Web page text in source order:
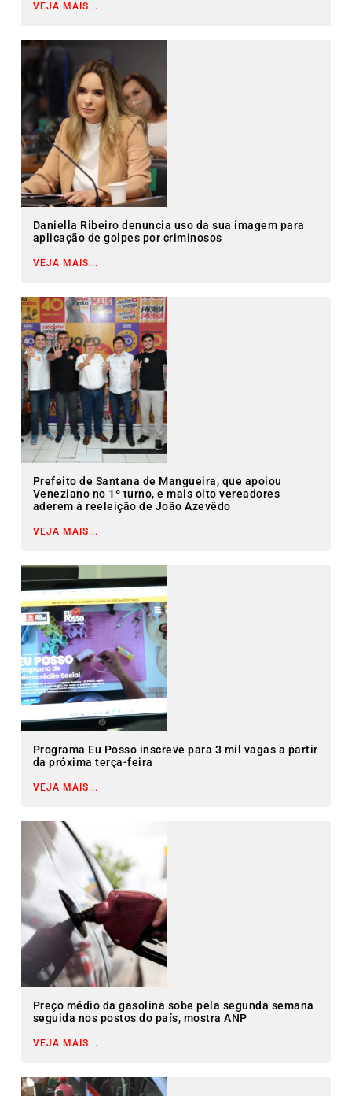
VEJA MAIS...
Daniella Ribeiro denuncia uso da sua imagem para
aplicação de golpes por criminosos
VEJA MAIS...
Prefeito de Santana de Mangueira, que apoiou
Veneziano no 1º turno, e mais oito vereadores
aderem à reeleição de João Azevêdo
VEJA MAIS...
Programa Eu Posso inscreve para 3 mil vagas a partir
da próxima terça-feira
VEJA MAIS...
Preço médio da gasolina sobe pela segunda semana
seguida nos postos do país, mostra ANP
VEJA MAIS...